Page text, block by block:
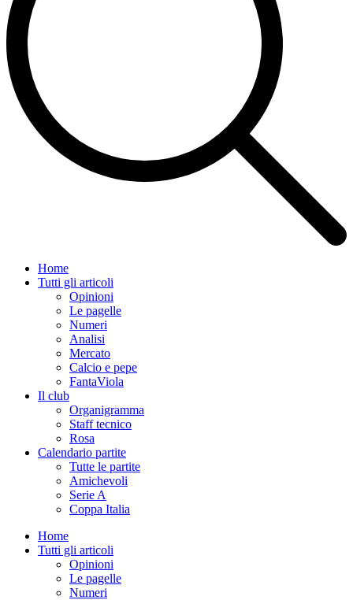
Home
Tutti gli articoli
Opinioni
Le pagelle
Numeri
Analisi
Mercato
Calcio e pepe
FantaViola
Il club
Organigramma
Staff tecnico
Rosa
Calendario partite
Tutte le partite
Amichevoli
Serie A
Coppa Italia
Home
Tutti gli articoli
Opinioni
Le pagelle
Numeri